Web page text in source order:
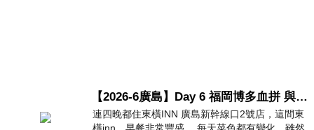
【2026-6廣島】Day 6 福岡博多血拼 與機場接送少年司機深夜對談
連四晚都住東橫INN 廣島新幹線口2號店，這間東